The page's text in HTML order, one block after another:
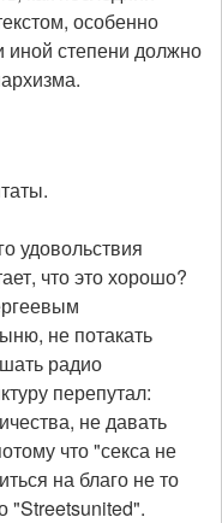
особенно
иной степени должно
удовольствия
что это хорошо?
не потакать
радио
перепутал:
не давать
что "секса не
на благо не то
"Streetsunited".